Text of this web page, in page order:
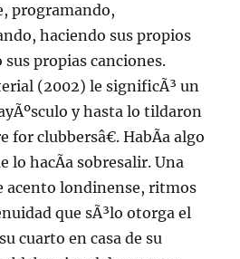
programando,
haciendo sus propios
propias canciones.
(2002) le significÃ³ un
y hasta lo tildaron
for clubbersâ€. HabÃ­a algo
lo hacÃ­a sobresalir. Una
acento londinense, ritmos
que sÃ³lo otorga el
cuarto en casa de su